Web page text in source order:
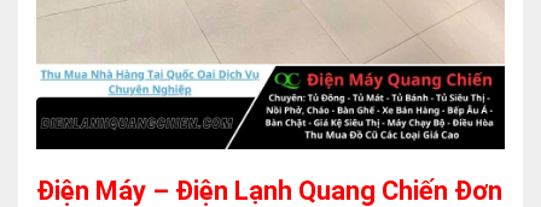
Điện Máy – Điện Lạnh Quang Chiến Đơn